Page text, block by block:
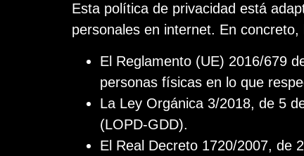
Esta política de privacidad está
personales en internet. En
El Reglamento (UE) 2016/679
personas físicas en lo que
La Ley Orgánica 3/2018, de 5
(LOPD-GDD).
El Real Decreto 1720/2007, de